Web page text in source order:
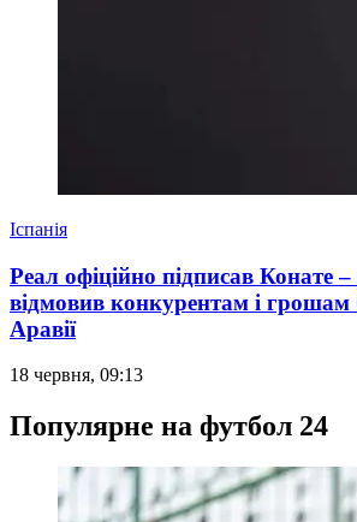
Іспанія
Реал офіційно підписав Конате
відмовив конкурентам і грошам
Аравії
18 червня, 09:13
Популярне на футбол 24